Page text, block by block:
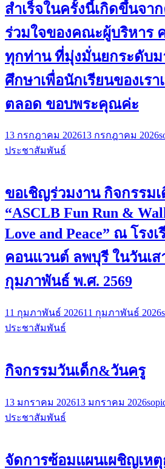
สำเร็จในครั้งนี้เกิดขึ้นจา
ร่วมใจของคณะผู้บริหาร
ทุกท่าน ที่มุ่งมั่นยกระดับม
ศึกษาเพื่อนักเรียนของเร
ตลอด ขอบพระคุณค่ะ
13 กรกฎาคม 202613 กรกฎาคม 2026
ประชาสัมพันธ์
ขอเชิญร่วมงาน กิจกรรมเ
“ASCLB Fun Run &
Love and Peace” ณ โร
คอนแวนต์ ลพบุรี ในวันเส
กุมภาพันธ์ พ.ศ. 2569
11 กุมภาพันธ์ 202611 กุมภาพันธ์ 2026
ประชาสัมพันธ์
กิจกรรมวันเด็ก&วันครู
13 มกราคม 202613 มกราคม 2026
ประชาสัมพันธ์
จัดการซ้อมแผนเผชิญเห